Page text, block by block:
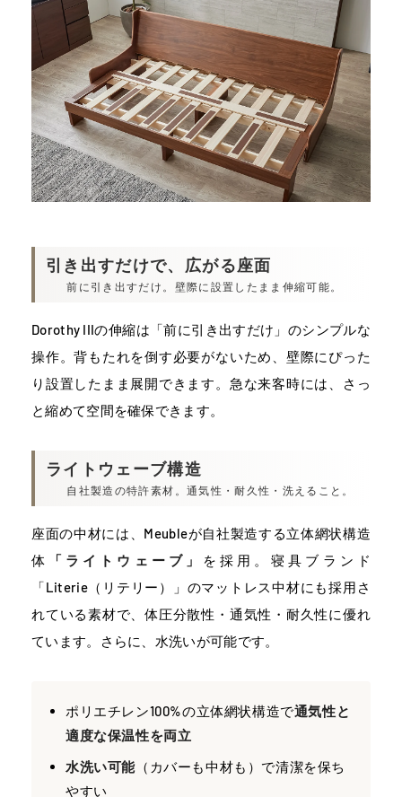
引き出すだけで、広がる座面
前に引き出すだけ。壁際に設置したまま伸縮可能。
Dorothy IIIの伸縮は「前に引き出すだけ」のシンプルな
操作。背もたれを倒す必要がないため、壁際にぴった
り設置したまま展開できます。急な来客時には、さっ
と縮めて空間を確保できます。
ライトウェーブ構造
自社製造の特許素材。通気性・耐久性・洗えること。
座面の中材には、Meubleが自社製造する立体網状構造
体
「ライトウェーブ」
を採用。寝具ブランド
「Literie（リテリー）」のマットレス中材にも採用さ
れている素材で、体圧分散性・通気性・耐久性に優れ
ています。さらに、水洗いが可能です。
ポリエチレン100%の立体網状構造で通気性と
適度な保温性を両立
水洗い可能 （カバーも中材も）で清潔を保ち
やすい